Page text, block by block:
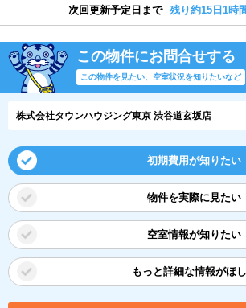
次回更新予定日まで 残り約15日1時
この物件にお問合せする
この物件を見たい、空室状況を知りたいなど
株式会社タウンハウジング東京 渋谷道玄坂店
初期費用が知りたい
物件を実際に見たい
空室情報が知りたい
もっと詳細な情報がほ